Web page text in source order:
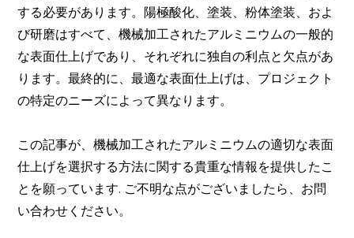
する必要があります。陽極酸化、塗装、粉体塗装、およ
び研磨はすべて、機械加工されたアルミニウムの一般的
な表面仕上げであり、それぞれに独自の利点と欠点があ
ります。最終的に、最適な表面仕上げは、プロジェクト
の特定のニーズによって異なります。
この記事が、機械加工されたアルミニウムの適切な表面
仕上げを選択する方法に関する貴重な情報を提供したこ
とを願っています. ご不明な点がございましたら、お問
い合わせください。